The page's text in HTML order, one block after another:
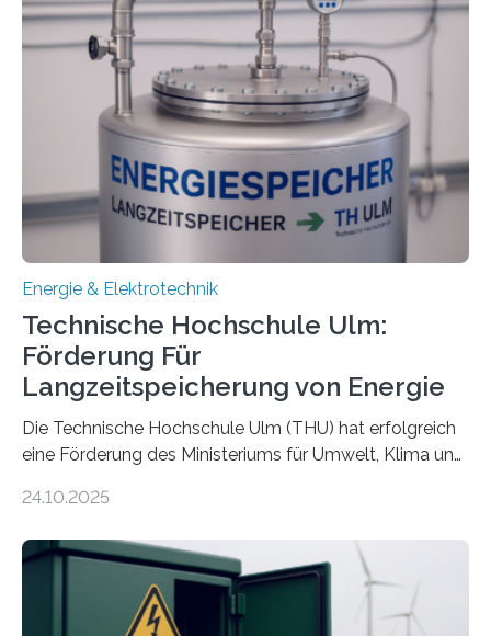
Energie & Elektrotechnik
Technische Hochschule Ulm:
Förderung Für
Langzeitspeicherung von Energie
Die Technische Hochschule Ulm (THU) hat erfolgreich
eine Förderung des Ministeriums für Umwelt, Klima und
Forschungsprojekt „LAGER – Langzeitspeicherung in
Quartieren“ eingeworben. Ziel des Projekts ist die
Entwicklung, Erprobung und Demonstration von
Konzepten zur langfristigen Energiespeicherung in
24.10.2025